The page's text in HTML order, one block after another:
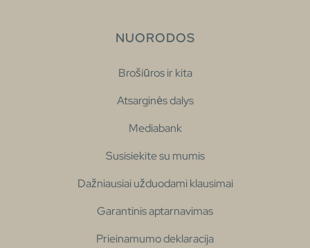
NUORODOS
Brošiūros ir kita
Atsarginės dalys
Mediabank
Susisiekite su mumis
Dažniausiai užduodami klausimai
Garantinis aptarnavimas
Prieinamumo deklaracija